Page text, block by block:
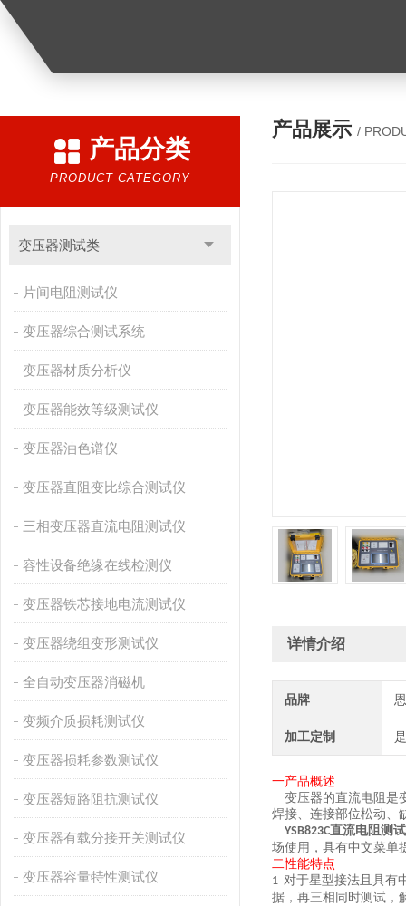
产品分类
PRODUCT CATEGORY
变压器测试类
片间电阻测试仪
变压器综合测试系统
变压器材质分析仪
变压器能效等级测试仪
变压器油色谱仪
变压器直阻变比综合测试仪
三相变压器直流电阻测试仪
容性设备绝缘在线检测仪
变压器铁芯接地电流测试仪
变压器绕组变形测试仪
全自动变压器消磁机
变频介质损耗测试仪
变压器损耗参数测试仪
变压器短路阻抗测试仪
变压器有载分接开关测试仪
变压器容量特性测试仪
产品展示 /
详情介绍
品牌
加工定制
一产品概述
变压器的直流电阻是
焊接、连接部位松动、
YSB823C直流电阻测
场使用，具有中文菜单
二性能特点
1 对于星型接法且具有
据，再三相同时测试，